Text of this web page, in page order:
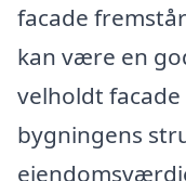
facade
kan være en
velholdt
bygningens